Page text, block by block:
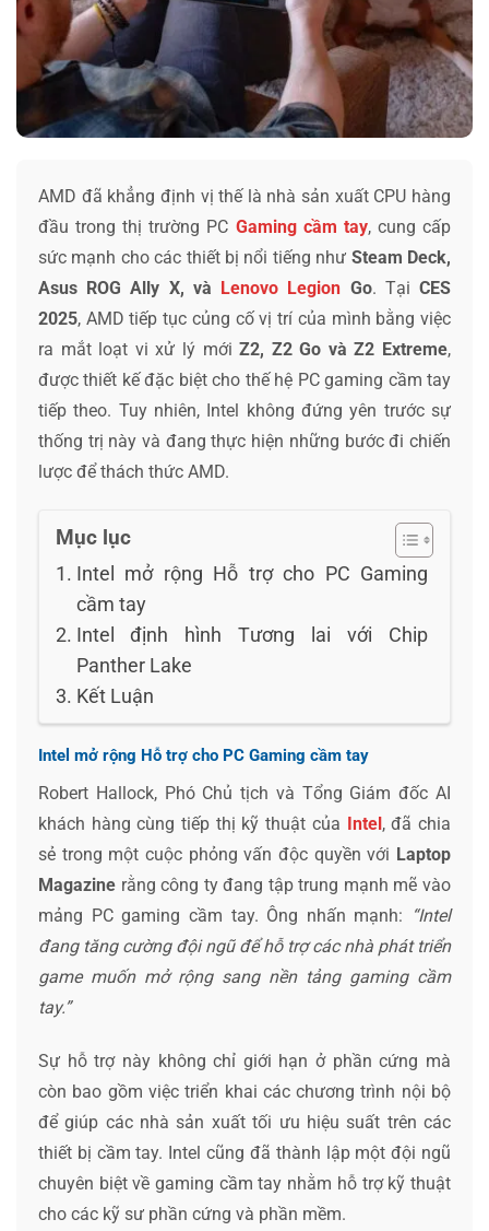
AMD đã khẳng định vị thế là nhà sản xuất CPU hàng
đầu trong thị trường PC Gaming cầm tay, cung cấp
sức mạnh cho các thiết bị nổi tiếng như Steam Deck,
Asus ROG Ally X, và Lenovo Legion Go. TạiCES
2025, AMD tiếp tục củng cố vị trí của mình bằng việc
ra mắt loạt vi xử lý mớiZ2, Z2 Go và Z2 Extreme,
được thiết kế đặc biệt cho thế hệ PC gaming cầm tay
tiếp theo. Tuy nhiên, Intel không đứng yên trước sự
thống trị này và đang thực hiện những bước đi chiến
lược để thách thức AMD.
Mục lục
Intel mở rộng Hỗ trợ cho PC Gaming
cầm tay
Intel định hình Tương lai với Chip
Panther Lake
Kết Luận
Intel mở rộng Hỗ trợ cho PC Gaming cầm tay
Robert Hallock, Phó Chủ tịch và Tổng Giám đốc AI
khách hàng cùng tiếp thị kỹ thuật của Intel, đã chia
sẻ trong một cuộc phỏng vấn độc quyền với Laptop
Magazine rằng công ty đang tập trung mạnh mẽ vào
mảng PC gaming cầm tay. Ông nhấn mạnh:
“Intel
đang tăng cường đội ngũ để hỗ trợ các nhà phát triển
game muốn mở rộng sang nền tảng gaming cầm
tay.”
Sự hỗ trợ này không chỉ giới hạn ở phần cứng mà
còn bao gồm việc triển khai các chương trình nội bộ
để giúp các nhà sản xuất tối ưu hiệu suất trên các
thiết bị cầm tay. Intel cũng đã thành lập một đội ngũ
chuyên biệt về gaming cầm tay nhằm hỗ trợ kỹ thuật
cho các kỹ sư phần cứng và phần mềm.